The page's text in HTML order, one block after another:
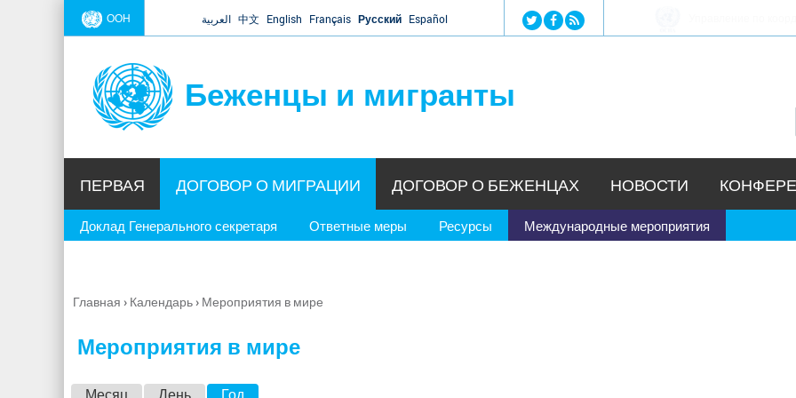
Jump to navigation
ООН العربية 中文 English Français Русский Español
Беженцы и мигранты
ПЕРВАЯ ДОГОВОР О МИГРАЦИИ
Доклад Генерального секретаря Ответные меры Ресурсы Международные мероприятия
ДОГОВОР О БЕЖЕНЦАХ НОВОСТИ
Вы
Главная › Календарь› Мероприятия в мире
Мероприятия в мире